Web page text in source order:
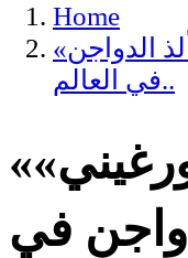
Home
«دجاج لامبورغيني» أغلى وألذ الدواجن
في العالم..
«دجاج لامبورغيني»
في